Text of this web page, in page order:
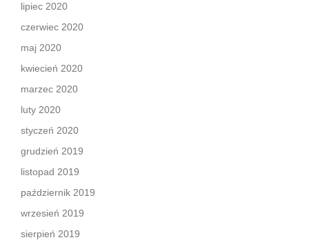
lipiec 2020
czerwiec 2020
maj 2020
kwiecień 2020
marzec 2020
luty 2020
styczeń 2020
grudzień 2019
listopad 2019
październik 2019
wrzesień 2019
sierpień 2019